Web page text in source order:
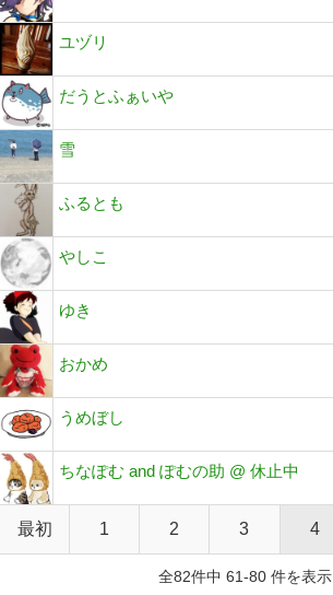
ユヅリ
だうとふぁいや
雪
ふるとも
やしこ
ゆき
おかめ
うめぼし
ちなぽむ and ぽむの助 @ 休止中
最初 1 2 3 4
全82件中 61-80 件を表示